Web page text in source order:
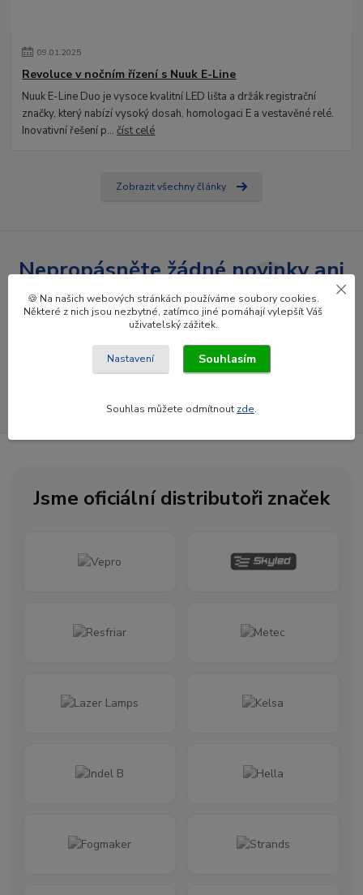
09.01.2025
Revoluce v nočním řízení s Nuuk E-Line
Nuuk E-Line Duo je vysoce kvalitní LED lišta a držák registrační
značky, který nabízí vysoký dosah, homologaci E a vestavěné relé.
Inovativní řešení p...číst celé
Zobrazit všechny články
Nepropásněte žádné novinky ani
slevy!
Přihlásit se
Newsletter posíláme maximálně jednou za měsíc
Jsme oficiální distributoři značek
🍪 Na našich webových stránkách používáme soubory cookies.
Některé z nich jsou nezbytné, zatímco jiné pomáhají vylepšít Váš
uživatelský zážitek.
Nastavení Souhlasím
Souhlas můžete odmítnout zde.